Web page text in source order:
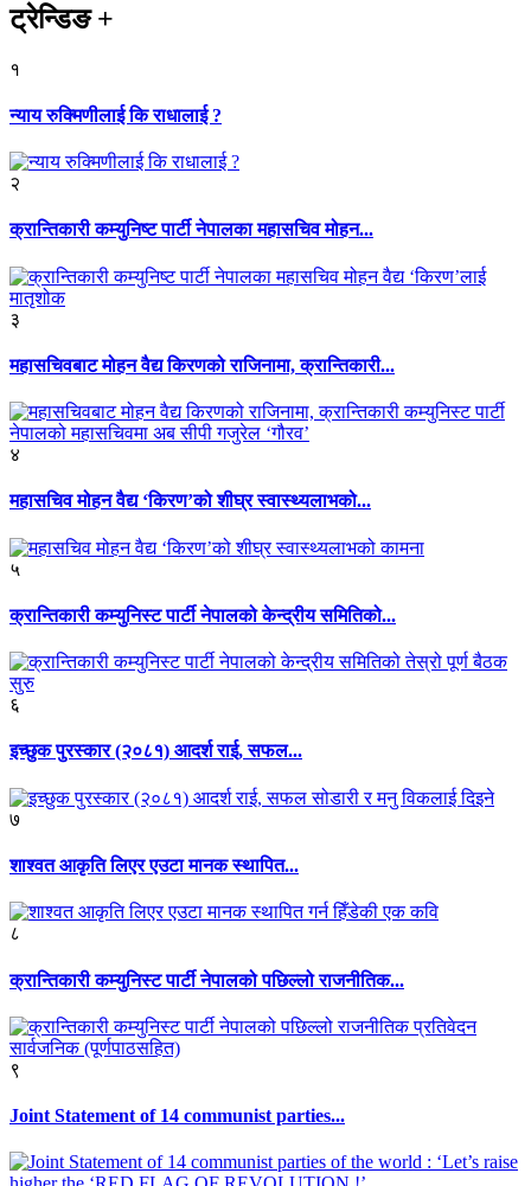
ट्रेन्डिङ+
१
न्याय रुक्मिणीलाई कि राधालाई ?
२
क्रान्तिकारी कम्युनिष्ट पार्टी नेपालका महासचिव मोहन...
३
महासचिवबाट मोहन वैद्य किरणको राजिनामा, क्रान्तिकारी...
४
महासचिव मोहन वैद्य ‘किरण’को शीघ्र स्वास्थ्यलाभको...
५
क्रान्तिकारी कम्युनिस्ट पार्टी नेपालको केन्द्रीय समितिको...
६
इच्छुक पुरस्कार (२०८१) आदर्श राई, सफल...
७
शाश्वत आकृति लिएर एउटा मानक स्थापित...
८
क्रान्तिकारी कम्युनिस्ट पार्टी नेपालको पछिल्लो राजनीतिक...
९
Joint Statement of 14 communist parties...